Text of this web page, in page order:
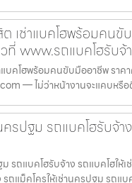
ต เช่าแบคโฮพร้อมคน
ที่ www.รถแบคโฮรับจ้
แบคโฮพร้อมคนขับมืออาชีพ รา
— ไม่ว่าหน้างานจะแคบหรื
ครปฐม รถแบคโฮรับจ้า
รถแบคโฮรับจ้าง รถแบคโฮให้เ
ถแม็คโครให้เช่านครปฐม รถแบ